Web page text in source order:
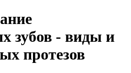
зубов - виды и
протезов